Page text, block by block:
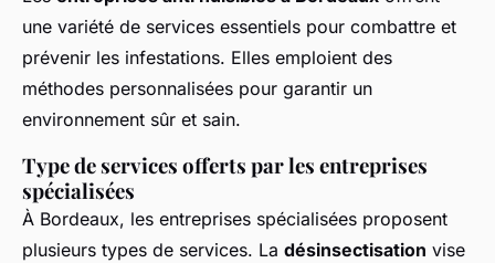
une variété de services essentiels pour combattre et
prévenir les infestations. Elles emploient des
méthodes personnalisées pour garantir un
environnement sûr et sain.
Type de services offerts par les entreprises
spécialisées
À Bordeaux, les entreprises spécialisées proposent
plusieurs types de services. La désinsectisation vise